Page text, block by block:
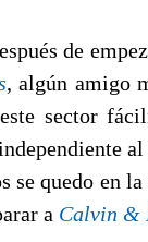
de
, algún amigo
sector
se quedo en
a Calvin &